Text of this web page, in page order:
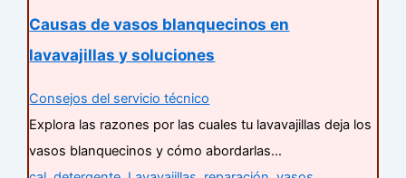
Causas de vasos blanquecinos en
lavavajillas y soluciones
Consejos del servicio técnico
Explora las razones por las cuales tu lavavajillas deja los
vasos blanquecinos y cómo abordarlas…